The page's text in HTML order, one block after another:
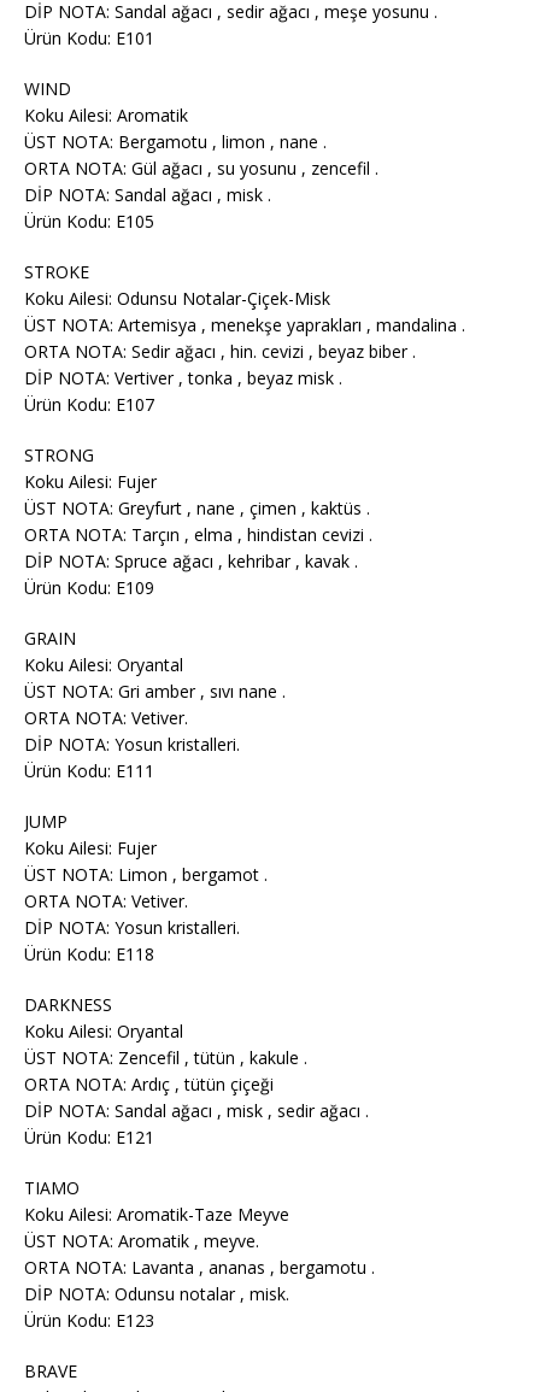
DİP NOTA: Sandal ağacı , sedir ağacı , meşe yosunu .
Ürün Kodu: E101
WIND
Koku Ailesi: Aromatik
ÜST NOTA: Bergamotu , limon , nane .
ORTA NOTA: Gül ağacı , su yosunu , zencefil .
DİP NOTA: Sandal ağacı , misk .
Ürün Kodu: E105
STROKE
Koku Ailesi: Odunsu Notalar-Çiçek-Misk
ÜST NOTA: Artemisya , menekşe yaprakları , mandalina .
ORTA NOTA: Sedir ağacı , hin. cevizi , beyaz biber .
DİP NOTA: Vertiver , tonka , beyaz misk .
Ürün Kodu: E107
STRONG
Koku Ailesi: Fujer
ÜST NOTA: Greyfurt , nane , çimen , kaktüs .
ORTA NOTA: Tarçın , elma , hindistan cevizi .
DİP NOTA: Spruce ağacı , kehribar , kavak .
Ürün Kodu: E109
GRAIN
Koku Ailesi: Oryantal
ÜST NOTA: Gri amber , sıvı nane .
ORTA NOTA: Vetiver.
DİP NOTA: Yosun kristalleri.
Ürün Kodu: E111
JUMP
Koku Ailesi: Fujer
ÜST NOTA: Limon , bergamot .
ORTA NOTA: Vetiver.
DİP NOTA: Yosun kristalleri.
Ürün Kodu: E118
DARKNESS
Koku Ailesi: Oryantal
ÜST NOTA: Zencefil , tütün , kakule .
ORTA NOTA: Ardıç , tütün çiçeği
DİP NOTA: Sandal ağacı , misk , sedir ağacı .
Ürün Kodu: E121
TIAMO
Koku Ailesi: Aromatik-Taze Meyve
ÜST NOTA: Aromatik , meyve.
ORTA NOTA: Lavanta , ananas , bergamotu .
DİP NOTA: Odunsu notalar , misk.
Ürün Kodu: E123
BRAVE